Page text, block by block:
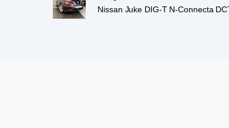
Nissan Juke DIG-T N-Connecta